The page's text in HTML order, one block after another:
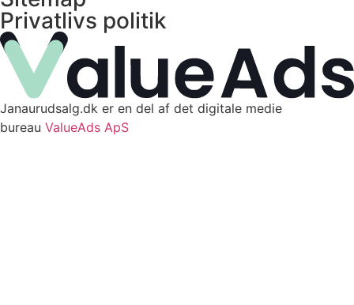
Privatlivs politik
Janaurudsalg.dk er en del af det digitale medie
bureau ValueAds ApS